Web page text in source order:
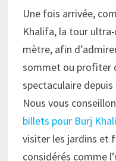
Une fois arrivée,
Khalifa, la tour
mètre, afin
sommet ou profiter
spectaculaire
Nous vous
billets pour Burj
visiter les jardins et
considérés comme